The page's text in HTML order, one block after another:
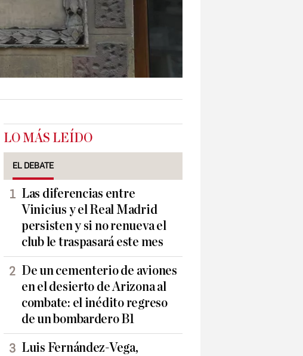
LO MÁS LEÍDO
EL DEBATE
Las diferencias entre
Vinicius y el Real Madrid
persisten y si no renueva el
club le traspasará este mes
De un cementerio de aviones
en el desierto de Arizona al
combate: el inédito regreso
de un bombardero B1
Luis Fernández-Vega,